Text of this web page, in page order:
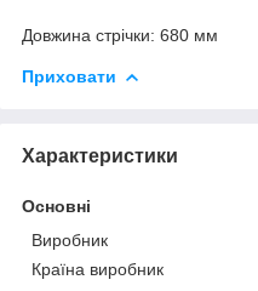
Довжина стрічки: 680 мм
Приховати
Характеристики
Основні
Виробник
Країна виробник